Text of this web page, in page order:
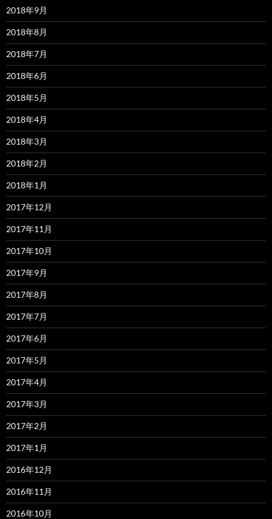
2018年9月
2018年8月
2018年7月
2018年6月
2018年5月
2018年4月
2018年3月
2018年2月
2018年1月
2017年12月
2017年11月
2017年10月
2017年9月
2017年8月
2017年7月
2017年6月
2017年5月
2017年4月
2017年3月
2017年2月
2017年1月
2016年12月
2016年11月
2016年10月